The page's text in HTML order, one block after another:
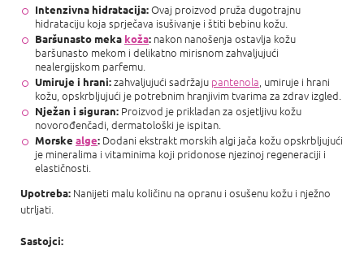
Intenzivna hidratacija:Ovaj proizvod pruža dugotrajnu
hidrataciju koja sprječava isušivanje i štiti bebinu kožu.
Baršunasto meka koža: nakon nanošenja ostavlja kožu
baršunasto mekom i delikatno mirisnom zahvaljujući
nealergijskom parfemu.
Umiruje i hrani:zahvaljujući sadržaju pantenola , umiruje i hrani
kožu, opskrbljujući je potrebnim hranjivim tvarima za zdrav izgled.
Nježan i siguran: Proizvod je prikladan za osjetljivu kožu
novorođenčadi, dermatološki je ispitan.
Morske alge: Dodani ekstrakt morskih algi jača kožu opskrbljujući
je mineralima i vitaminima koji pridonose njezinoj regeneraciji i
elastičnosti.
Upotreba: Nanijeti malu količinu na opranu i osušenu kožu i nježno
utrljati.
Sastojci: